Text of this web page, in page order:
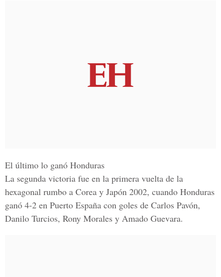
El último lo ganó Honduras
La segunda victoria fue en la primera vuelta de la
hexagonal rumbo a Corea y Japón 2002, cuando Honduras
ganó 4-2 en Puerto España con goles de Carlos Pavón,
Danilo Turcios, Rony Morales y Amado Guevara.